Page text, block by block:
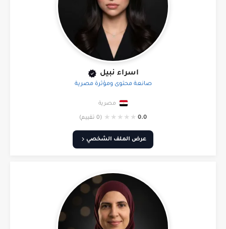
اسراء نبيل
صانعة محتوى ومؤثرة مصرية
مصرية
0.0
★
★
★
★
★ (0 تقييم)
عرض الملف الشخصي